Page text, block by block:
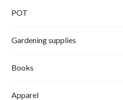
POT
Gardening supplies
Books
Apparel